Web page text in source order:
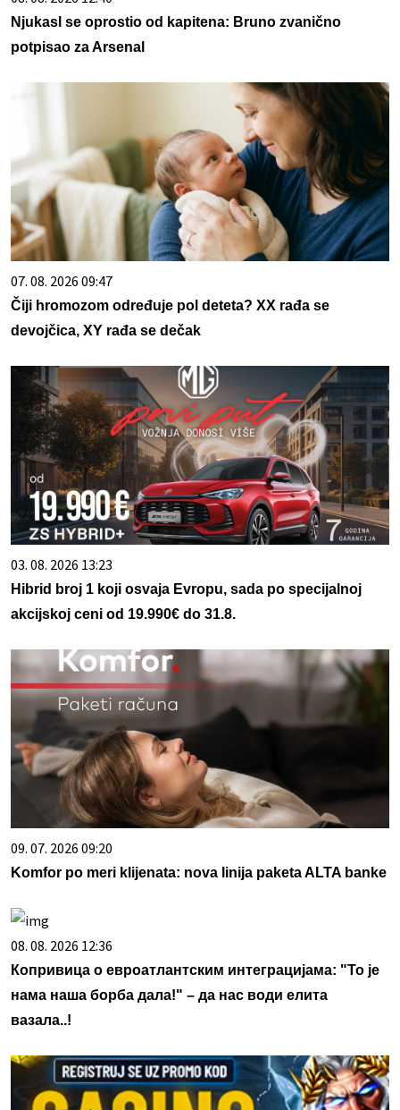
Njukasl se oprostio od kapitena: Bruno zvanično
potpisao za Arsenal
07. 08. 2026 09:47
Čiji hromozom određuje pol deteta? XX rađa se
devojčica, XY rađa se dečak
03. 08. 2026 13:23
Hibrid broj 1 koji osvaja Evropu, sada po specijalnoj
akcijskoj ceni od 19.990€ do 31.8.
09. 07. 2026 09:20
Komfor po meri klijenata: nova linija paketa ALTA banke
08. 08. 2026 12:36
Копривица о евроатлантским интеграцијама: "То је
нама наша борба дала!" – да нас води елита
вазала..!